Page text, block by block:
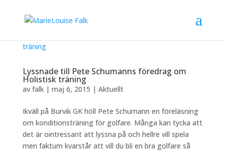
Lyssnade till Pete Schumanns föredrag om
Holistisk träning
av falk| maj 6, 2015 | Aktuellt
Ikväll på Burvik GK höll Pete Schumann en föreläsning
om konditionsträning för golfare. Många kan tycka att
det är ointressant att lyssna på och hellre vill spela
men faktum kvarstår att vill du bli en bra golfare så